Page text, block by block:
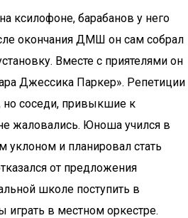
ксилофоне, барабанов у него
окончания ДМШ он сам собрал
Вместе с приятелями он
Джессика Паркер». Репетиции
но соседи, привыкшие к
жаловались. Юноша учился в
уклоном и планировал стать
от предложения
школе поступить в
в местном оркестре.